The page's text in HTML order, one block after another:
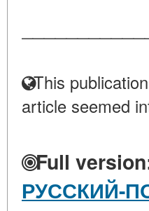
This
article seemed
Full
РУССКИЙ-